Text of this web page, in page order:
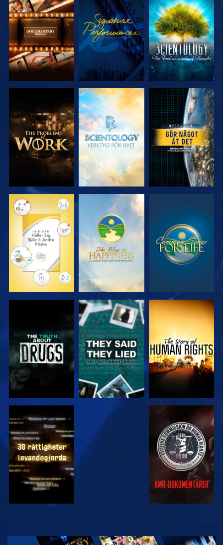
UTFORSKA
SERIEN
TITTA
UTFORSKA
SERIEN
UTFORSKA
SERIEN
UTFORSKA
SERIEN
TITTA
TITTA TITTA TITTA
TITTA TITTA
TITTA TITTA
TITTA
UTFORSKA